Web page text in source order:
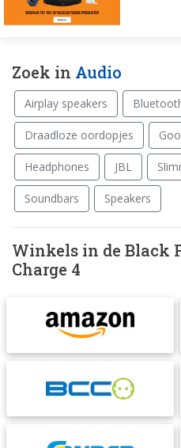
Zoek in Audio
Airplay speakers
Draadloze oordopjes
Headphones JBL
Soundbars Speakers
Winkels in de Black
Charge 4